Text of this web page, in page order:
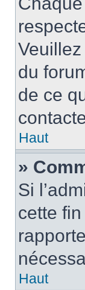
Veuillez
du
de ce
Haut
»
Si
cette
Haut